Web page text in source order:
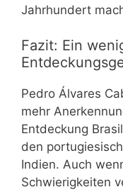
Jahrhundert
Fazit: Ein
Pedro Álvares
mehr
Entdeckung
den
Indien. Auch
Schwierigkeiten